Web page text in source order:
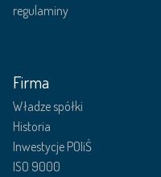
regulaminy
Firma
Władze spółki
Historia
Inwestycje POIiŚ
ISO 9000